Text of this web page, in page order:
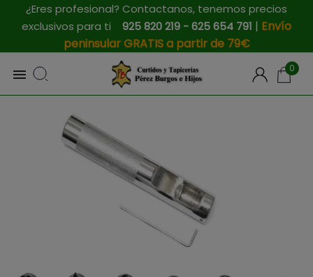
¿Eres profesional? Contactanos, tenemos precios
exclusivos para ti 925 820 219 - 625 654 791 | Envío
peninsular GRATIS a partir de 79€
 0